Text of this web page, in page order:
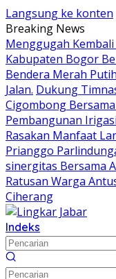
Langsung ke konten
Breaking News
Menggugah Kembali
Kabupaten Bogor
Bendera Merah
Jalan. Dukung
Cigombong
Pembangunan
Rasakan Manfaat
Prianggo
sinergitas Bersama
Ratusan Warga
Ciherang
Indeks